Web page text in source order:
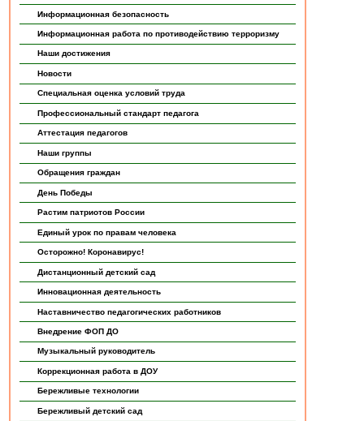
Информационная безопасность
Информационная работа по противодействию терроризму
Наши достижения
Новости
Специальная оценка условий труда
Профессиональный стандарт педагога
Аттестация педагогов
Наши группы
Обращения граждан
День Победы
Растим патриотов России
Единый урок по правам человека
Осторожно! Коронавирус!
Дистанционный детский сад
Инновационная деятельность
Наставничество педагогических работников
Внедрение ФОП ДО
Музыкальный руководитель
Коррекционная работа в ДОУ
Бережливые технологии
Бережливый детский сад